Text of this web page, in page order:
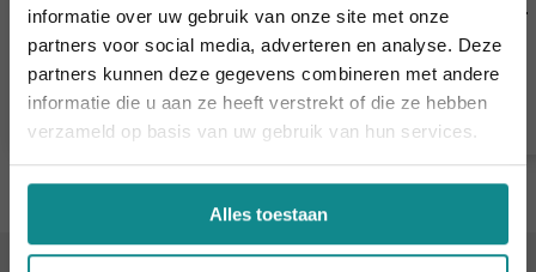
informatie over uw gebruik van onze site met onze
partners voor social media, adverteren en analyse. Deze
partners kunnen deze gegevens combineren met andere
informatie die u aan ze heeft verstrekt of die ze hebben
verzameld op basis van uw gebruik van hun services.
Alles toestaan
Duur
2 dagen
Prijs
€ 319
Meer informatie
Duur
Prijs
Laatste week! 10% korting t.e.m. 15 augustus,
daarna eindigt de zomeractie definitief.
Sluiten